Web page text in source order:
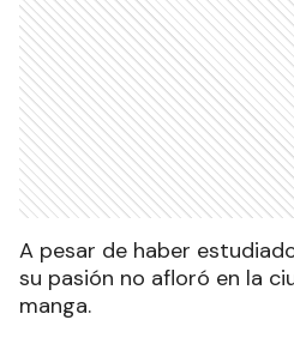
A pesar de haber
su pasión no afloró en la
manga.